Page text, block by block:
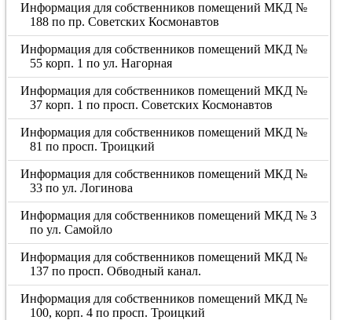
Информация для собственников помещений МКД №
188 по пр. Советских Космонавтов
Информация для собственников помещений МКД №
55 корп. 1 по ул. Нагорная
Информация для собственников помещений МКД №
37 корп. 1 по просп. Советских Космонавтов
Информация для собственников помещений МКД №
81 по просп. Троицкий
Информация для собственников помещений МКД №
33 по ул. Логинова
Информация для собственников помещений МКД № 3
по ул. Самойло
Информация для собственников помещений МКД №
137 по просп. Обводный канал.
Информация для собственников помещений МКД №
100, корп. 4 по просп. Троицкий